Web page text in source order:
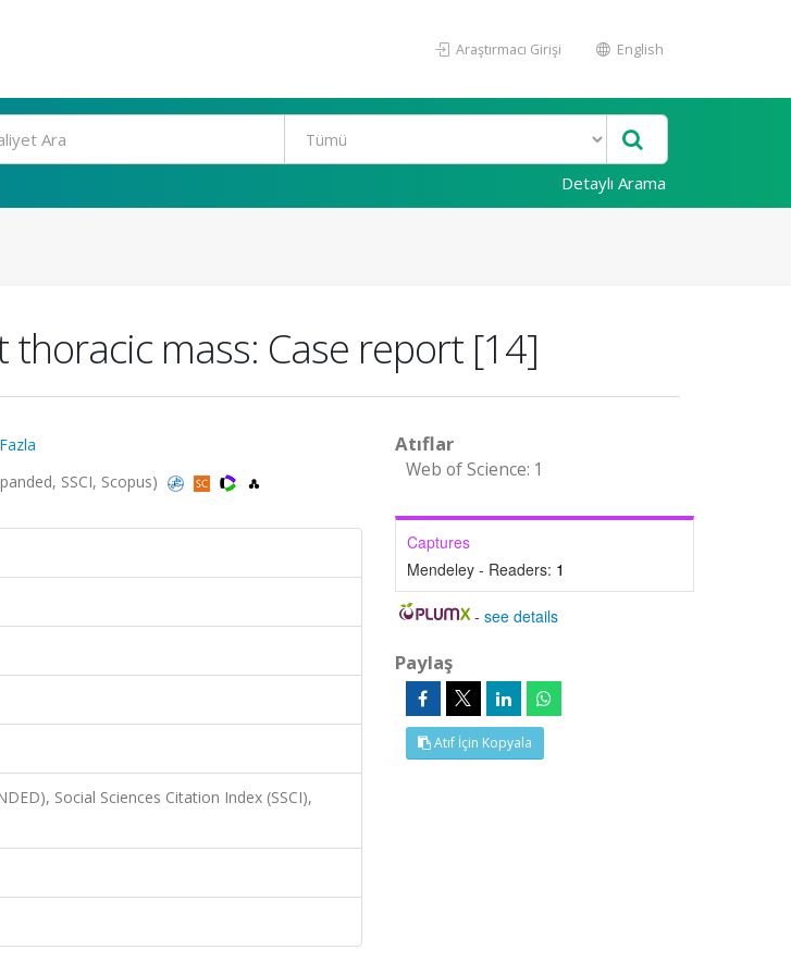
Araştırmacı Girişi English
Detaylı Arama
mass: Case report [14]
SSCI, Scopus)
Social Sciences Citation Index (SSCI),
Atıflar
Web of Science: 1
Captures
Mendeley - Readers: 1
-see details
Paylaş
Atıf İçin Kopyala